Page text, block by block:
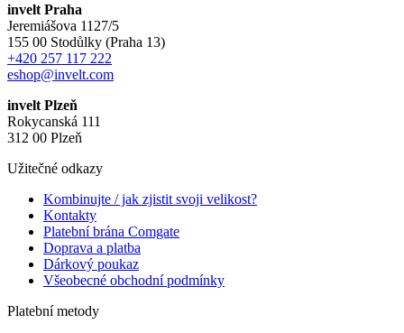
invelt Praha
Jeremiášova 1127/5
155 00 Stodůlky (Praha 13)
+420 257 117 222
eshop@invelt.com
invelt Plzeň
Rokycanská 111
312 00 Plzeň
Užitečné odkazy
Kombinujte / jak zjistit svoji velikost?
Kontakty
Platební brána Comgate
Doprava a platba
Dárkový poukaz
Všeobecné obchodní podmínky
Platební metody